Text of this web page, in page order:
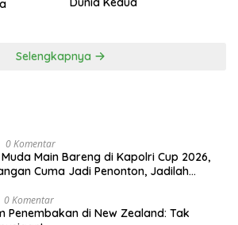
Selengkapnya
0 Komentar
Main Bareng di Kapolri Cup 2026,
Cuma Jadi Penonton, Jadilah
0 Komentar
Penembakan di New Zealand: Tak